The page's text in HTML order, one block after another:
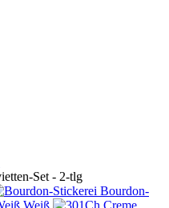
Bourdon-
Weiß